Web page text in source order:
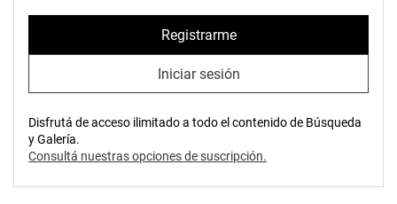
Registrarme
Iniciar sesión
Disfrutá de acceso ilimitado a todo el contenido de Búsqueda
y Galería.
Consultá nuestras opciones de suscripción.